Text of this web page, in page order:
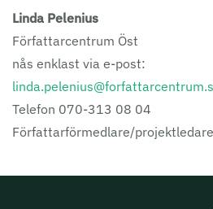
Linda Pelenius
Författarcentrum Öst
nås enklast via e-post:
Telefon 070-313 08 04
Författarförmedlare/projektledare